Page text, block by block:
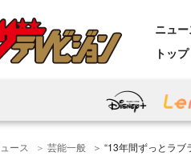
ニュー
トップ
ース 芸能一般 “13年間ずっとラブラブ”…仲里